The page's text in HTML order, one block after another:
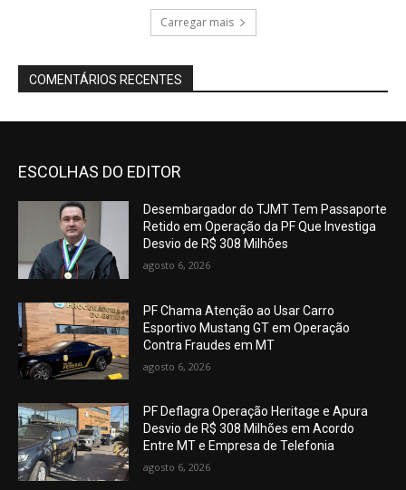
Carregar mais
COMENTÁRIOS RECENTES
ESCOLHAS DO EDITOR
Desembargador do TJMT Tem Passaporte
Retido em Operação da PF Que Investiga
Desvio de R$ 308 Milhões
agosto 6, 2026
PF Chama Atenção ao Usar Carro
Esportivo Mustang GT em Operação
Contra Fraudes em MT
agosto 6, 2026
PF Deflagra Operação Heritage e Apura
Desvio de R$ 308 Milhões em Acordo
Entre MT e Empresa de Telefonia
agosto 6, 2026